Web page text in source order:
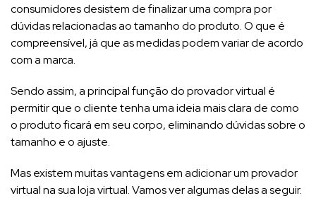
consumidores desistem de finalizar uma compra por
dúvidas relacionadas ao tamanho do produto. O que é
compreensível, já que as medidas podem variar de acordo
com a marca.
Sendo assim, a principal função do provador virtual é
permitir que o cliente tenha uma ideia mais clara de como
o produto ficará em seu corpo, eliminando dúvidas sobre o
tamanho e o ajuste.
Mas existem muitas vantagens em adicionar um provador
virtual na sua loja virtual. Vamos ver algumas delas a seguir.